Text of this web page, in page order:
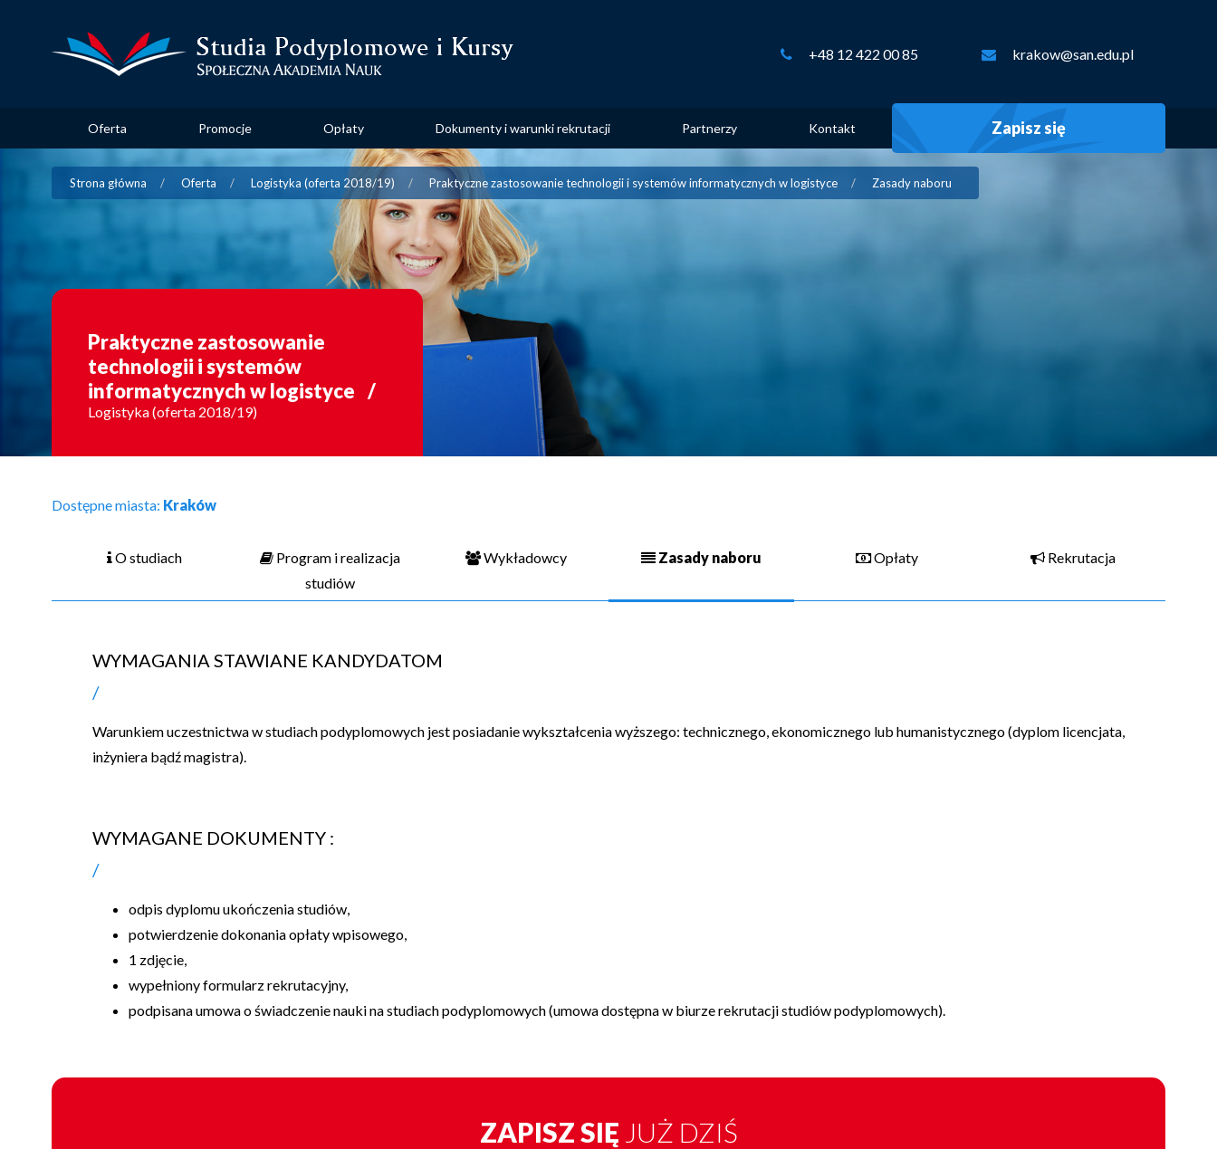
+48 12 422 00 85 krakow@san.edu.pl
Oferta Promocje Opłaty Dokumenty i warunki rekrutacji Partnerzy Kontakt Zapisz się
Strona główna Oferta Logistyka (oferta 2018/19) Praktyczne zastosowanie technologii i systemów informatycznych w logistyce Zasady naboru
Praktyczne zastosowanie
technologii i systemów
informatycznych w logistyce
Logistyka (oferta 2018/19)
Dostępne miasta: Kraków
O studiach
Program i realizacja
studiów
Wykładowcy Zasady naboru Opłaty Rekrutacja
WYMAGANIA STAWIANE KANDYDATOM
Warunkiem uczestnictwa w studiach podyplomowych jest posiadanie wykształcenia wyższego: technicznego, ekonomicznego lub humanistycznego (dyplom licencjata,
inżyniera bądź magistra).
WYMAGANE DOKUMENTY :
odpis dyplomu ukończenia studiów,
potwierdzenie dokonania opłaty wpisowego,
1 zdjęcie,
wypełniony formularz rekrutacyjny,
podpisana umowa o świadczenie nauki na studiach podyplomowych (umowa dostępna w biurze rekrutacji studiów podyplomowych).
ZAPISZ SIĘ JUŻ DZIŚ